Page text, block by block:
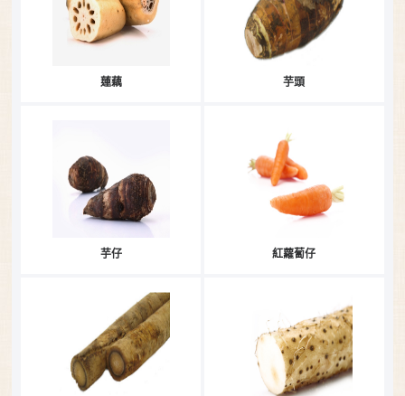
蓮藕 芋頭
芋仔 紅蘿蔔仔